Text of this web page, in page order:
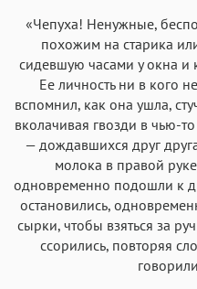
«Чепуха! Ненужные,
похожим на старика
сидевшую часами у окна
Ее личность ни в кого
вспомнил, как она ушла,
вколачивая гвозди в чью-
— дождавшихся друг
молока в правой
одновременно подошли к
остановились,
сырки, чтобы взяться за
ссорились, повторяя